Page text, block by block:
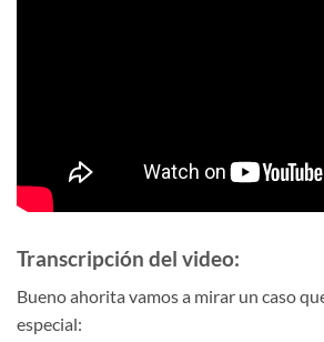
Transcripción del video:
Bueno ahorita vamos a mirar un caso
especial: